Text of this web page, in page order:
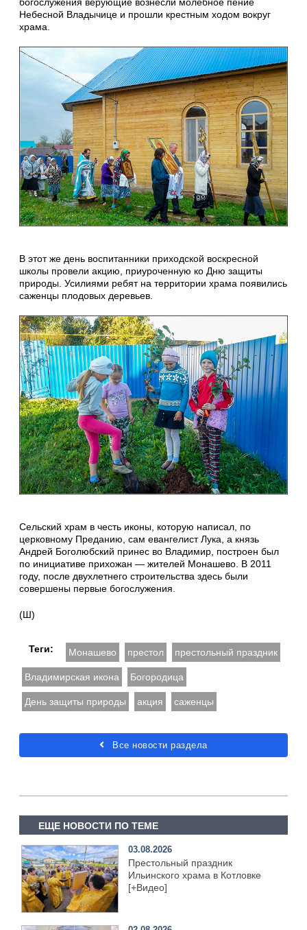
Небесной Владычице и прошли крестным ходом вокруг
храма.
В этот же день воспитанники приходской воскресной
школы провели акцию, приуроченную ко Дню защиты
природы. Усилиями ребят на территории храма появились
саженцы плодовых деревьев.
Сельский храм в честь иконы, которую написал, по
церковному Преданию, сам евангелист Лука, а князь
Андрей Боголюбский принес во Владимир, построен был
по инициативе прихожан — жителей Монашево. В 2011
году, после двухлетнего строительства здесь были
совершены первые богослужения.
(Ш)
Теги: Монашево престол престольный праздник
Владимирская икона Богородица
День защиты природы акция саженцы
Все новости раздела
ЕЩЕ НОВОСТИ ПО ТЕМЕ
03.08.2026
Престольный праздник
Ильинского храма в Котловке
[+Видео]